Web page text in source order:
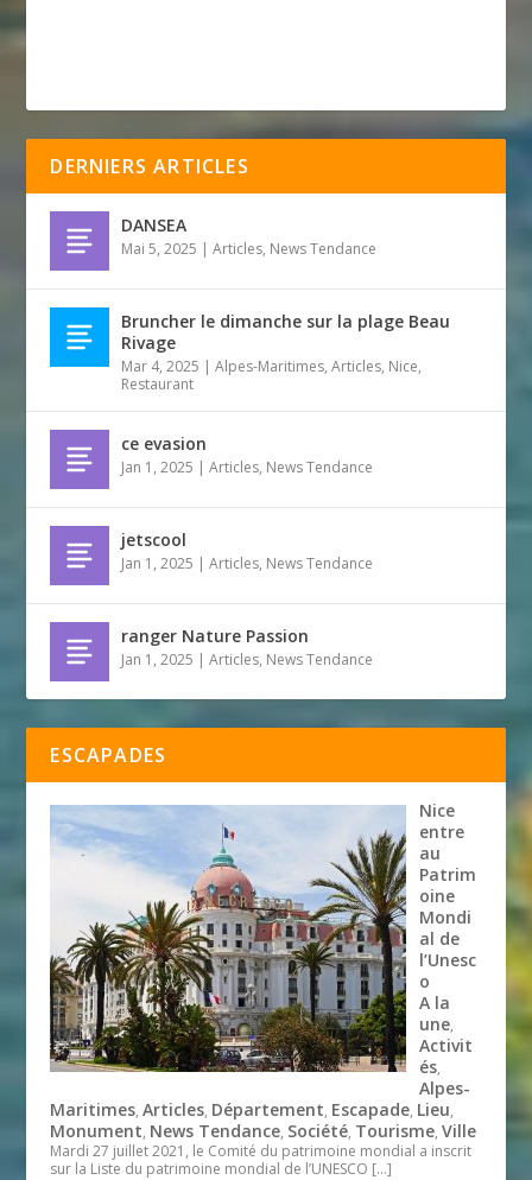
DERNIERS ARTICLES
DANSEA
Mai 5, 2025 |Articles, News Tendance
Bruncher le dimanche sur la plage Beau
Rivage
Mar 4, 2025 |Alpes-Maritimes,Articles, Nice,
Restaurant
ce evasion
Jan 1, 2025 |Articles, News Tendance
jetscool
Jan 1, 2025 |Articles, News Tendance
ranger Nature Passion
Jan 1, 2025 |Articles, News Tendance
ESCAPADES
Nice
entre
au
Patrim
oine
Mondi
al de
l’Unesc
o
A la
une,
Activit
és,
Alpes-
Maritimes,Articles, Département, Escapade, Lieu,
Monument, News Tendance, Société, Tourisme,Ville
Mardi 27 juillet 2021, le Comité du patrimoine mondial a inscrit
sur la Liste du patrimoine mondial de l’UNESCO […]